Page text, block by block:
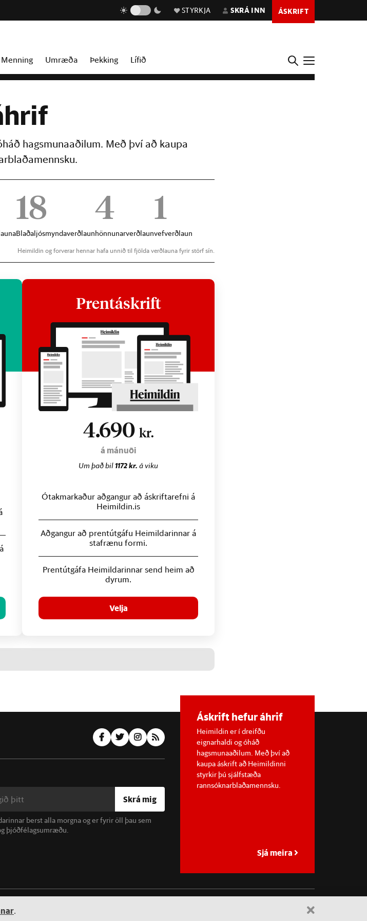
STYRKJA SKRÁ INN ÁSKRIFT
Menning Umræða Þekking Lífið
hagsmunaaðilum. Með því að kaupa
18
Blaðaljósmyndaverðlaun
4
hönnunarverðlaun
1
vefverðlaun
Heimildin og forverar hennar hafa unnið til fjölda verðlauna fyrir störf sín.
Prentáskrift
4.690 kr.
á mánuði
Um það bil1172 kr. á viku
Ótakmarkaður aðgangur að áskriftarefni á
Heimildin.is
Aðgangur að prentútgáfu Heimildarinnar á
stafrænu formi.
Prentútgáfa Heimildarinnar send heim að
dyrum.
Velja
Skrá mig
berst alla morgna og er fyrir öll þau sem
þjóðfélagsumræðu.
Áskrift hefur áhrif
Heimildin er í dreifðu
eignarhaldi og óháð
hagsmunaaðilum. Með því að
kaupa áskrift að Heimildinni
styrkir þú sjálfstæða
rannsóknarblaðamennsku.
Sjá meira
.